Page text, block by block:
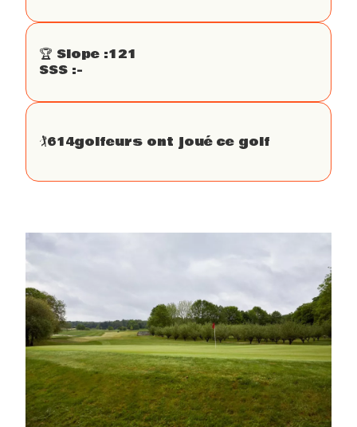
🏆 Slope :121
SSS :-
🏌614golfeurs ont joué ce golf